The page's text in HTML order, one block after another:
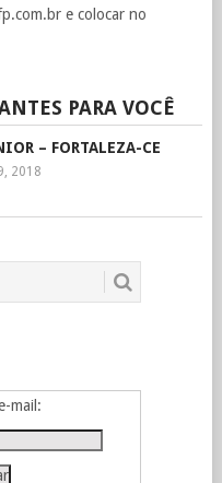
e colocar no
PARA VOCÊ
– FORTALEZA-CE
2018
mail: